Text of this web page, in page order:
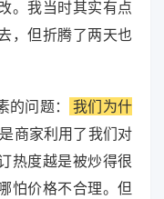
。我当时其实有点
，但折腾了两天也
问题：
我们为什
商家利用了我们对
热度越是被炒得很
怕价格不合理。但